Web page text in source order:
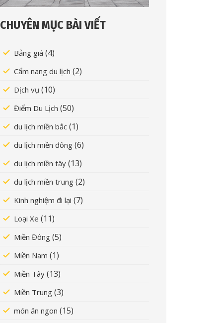
CHUYÊN MỤC BÀI VIẾT
Bảng giá (4)
Cẩm nang du lịch (2)
Dịch vụ (10)
Điểm Du Lịch (50)
du lịch miền bắc (1)
du lịch miền đông (6)
du lịch miền tây (13)
du lịch miền trung (2)
Kinh nghiệm đi lại (7)
Loại Xe (11)
Miền Đông (5)
Miền Nam (1)
Miền Tây (13)
Miền Trung (3)
món ăn ngon (15)